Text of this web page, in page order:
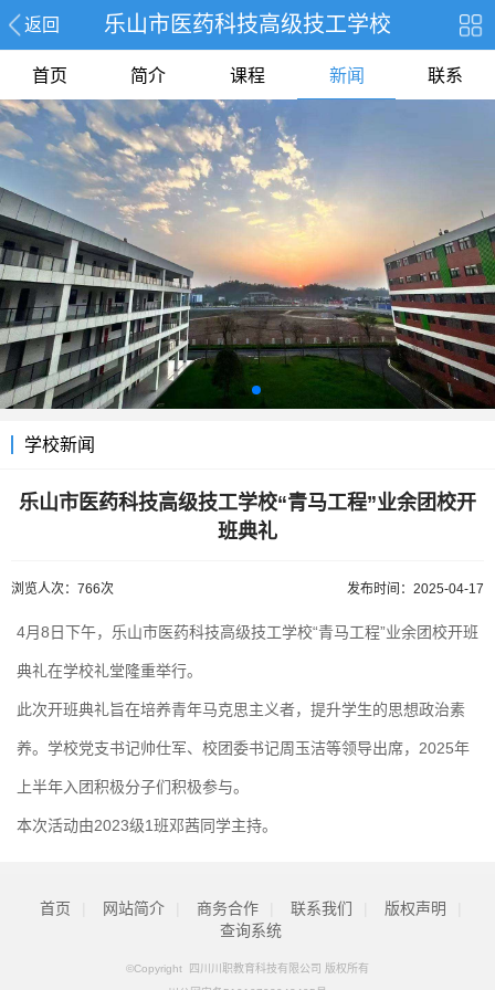
返回 乐山市医药科技高级技工学校
首页 简介 课程 新闻 联系
学校新闻
乐山市医药科技高级技工学校“青马工程”业余团校开
班典礼
浏览人次：766次 发布时间：2025-04-17
4月8日下午，乐山市医药科技高级技工学校“青马工程”业余团校开班
典礼在学校礼堂隆重举行。
此次开班典礼旨在培养青年马克思主义者，提升学生的思想政治素
养。学校党支书记帅仕军、校团委书记周玉洁等领导出席，2025年
上半年入团积极分子们积极参与。
本次活动由2023级1班邓茜同学主持。
首页 网站简介 商务合作 联系我们 版权声明
查询系统
©Copyright 四川川职教育科技有限公司 版权所有